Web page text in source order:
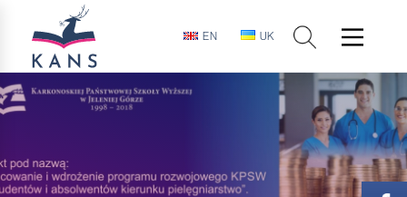
EN UK